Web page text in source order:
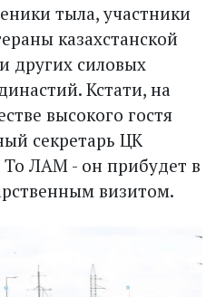
тыла, участники
казахстанской
других силовых
Кстати, на
высокого гостя
секретарь ЦК
ЛАМ - он прибудет в
визитом.